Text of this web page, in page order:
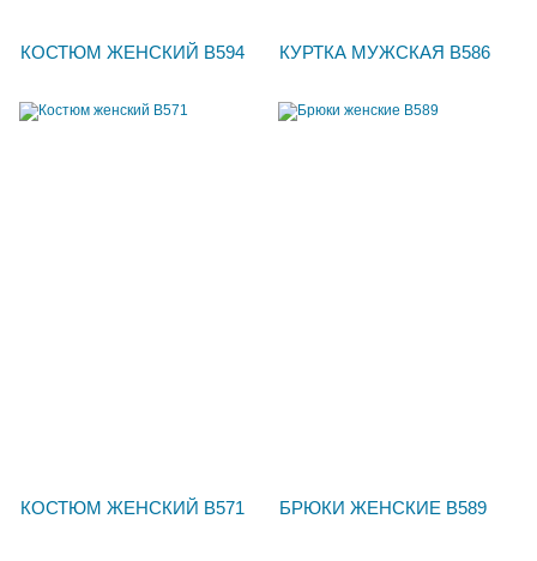
КОСТЮМ ЖЕНСКИЙ В594 КУРТКА МУЖСКАЯ В586
КОСТЮМ ЖЕНСКИЙ В571 БРЮКИ ЖЕНСКИЕ В589